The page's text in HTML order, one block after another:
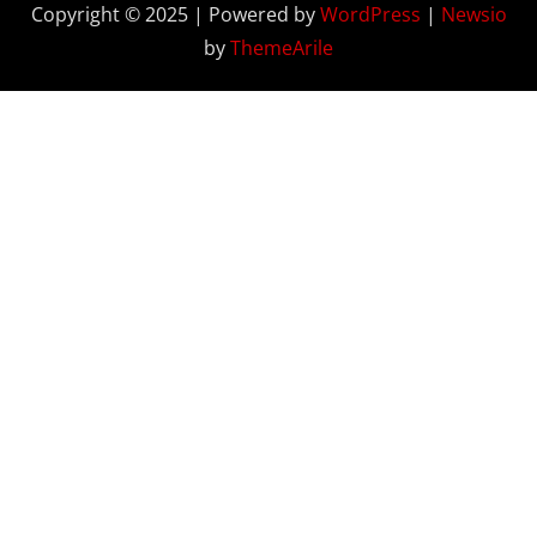
Copyright © 2025 | Powered byWordPress | Newsio
byThemeArile